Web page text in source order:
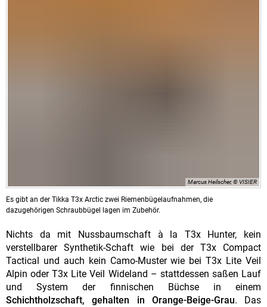
Marcus Heilscher, © VISIER
Es gibt an der Tikka T3x Arctic zwei Riemenbügelaufnahmen, die
dazugehörigen Schraubbügel lagen im Zubehör.
Nichts da mit Nussbaumschaft à la T3x Hunter, kein
verstellbarer Synthetik-Schaft wie bei der T3x Compact
Tactical und auch kein Camo-Muster wie bei T3x Lite Veil
Alpin oder T3x Lite Veil Wideland – stattdessen saßen Lauf
und System der finnischen Büchse in einem
Schichtholzschaft, gehalten in Orange-Beige-Grau. Das